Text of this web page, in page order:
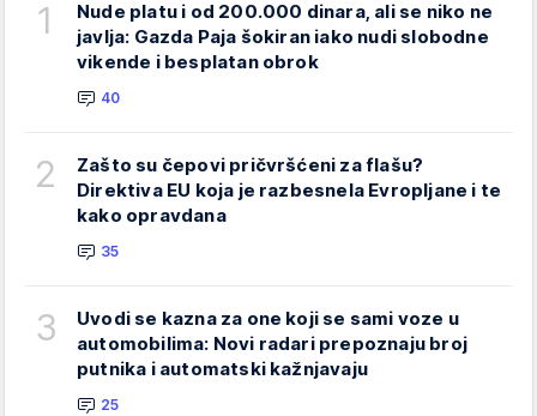
1
Nude platu i od 200.000 dinara, ali se niko ne
javlja: Gazda Paja šokiran iako nudi slobodne
vikende i besplatan obrok
40
2
Zašto su čepovi pričvršćeni za flašu?
Direktiva EU koja je razbesnela Evropljane i te
kako opravdana
35
3
Uvodi se kazna za one koji se sami voze u
automobilima: Novi radari prepoznaju broj
putnika i automatski kažnjavaju
25